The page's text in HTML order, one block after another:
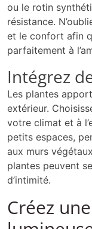
ou le rotin
résistance.
et le confort afin
parfaitement à
Intégrez
Les plantes
extérieur.
votre climat et à
petits espaces,
aux murs
plantes peuvent
d’intimité.
Créez